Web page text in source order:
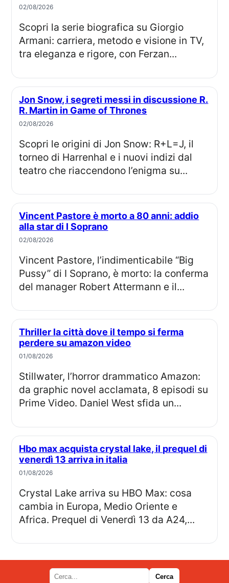
02/08/2026
Scopri la serie biografica su Giorgio
Armani: carriera, metodo e visione in TV,
tra eleganza e rigore, con Ferzan...
Jon Snow, i segreti messi in discussione R.
R. Martin in Game of Thrones
02/08/2026
Scopri le origini di Jon Snow: R+L=J, il
torneo di Harrenhal e i nuovi indizi dal
teatro che riaccendono l’enigma su...
Vincent Pastore è morto a 80 anni: addio
alla star di I Soprano
02/08/2026
Vincent Pastore, l’indimenticabile “Big
Pussy” di I Soprano, è morto: la conferma
del manager Robert Attermann e il...
Thriller la città dove il tempo si ferma
perdere su amazon video
01/08/2026
Stillwater, l’horror drammatico Amazon:
da graphic novel acclamata, 8 episodi su
Prime Video. Daniel West sfida un...
Hbo max acquista crystal lake, il prequel di
venerdì 13 arriva in italia
01/08/2026
Crystal Lake arriva su HBO Max: cosa
cambia in Europa, Medio Oriente e
Africa. Prequel di Venerdì 13 da A24,...